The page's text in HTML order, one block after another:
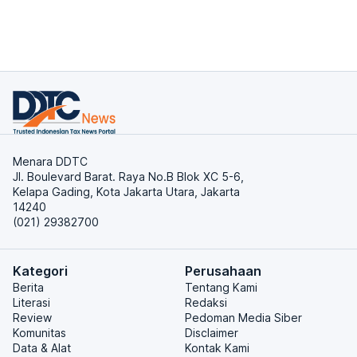
Menara DDTC
Jl. Boulevard Barat. Raya No.B Blok XC 5-6,
Kelapa Gading, Kota Jakarta Utara, Jakarta
14240
(021) 29382700
Kategori
Berita
Literasi
Review
Komunitas
Data & Alat
Perusahaan
Tentang Kami
Redaksi
Pedoman Media Siber
Disclaimer
Kontak Kami